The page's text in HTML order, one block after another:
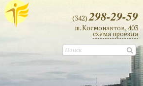
(342)298-29-59
ш. Космонавтов, 403
cхема проезда